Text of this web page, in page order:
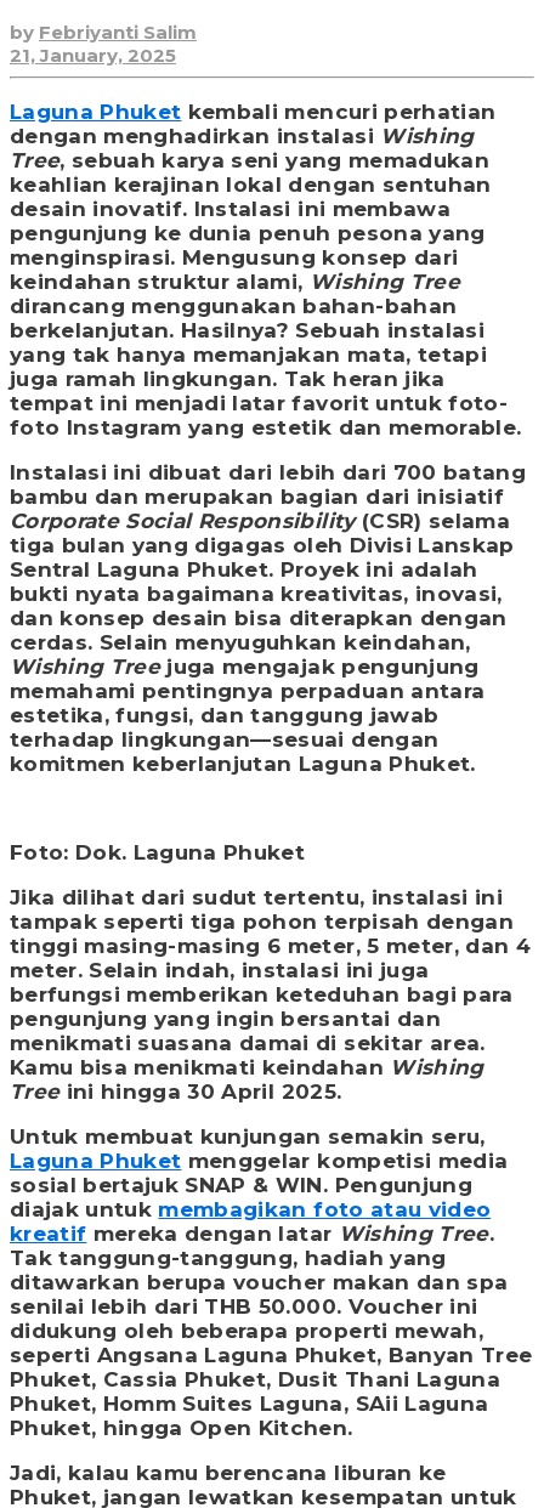
by Febriyanti Salim
21, January, 2025
Laguna Phuket kembali mencuri perhatian
dengan menghadirkan instalasi Wishing
Tree, sebuah karya seni yang memadukan
keahlian kerajinan lokal dengan sentuhan
desain inovatif. Instalasi ini membawa
pengunjung ke dunia penuh pesona yang
menginspirasi. Mengusung konsep dari
keindahan struktur alami, Wishing Tree
dirancang menggunakan bahan-bahan
berkelanjutan. Hasilnya? Sebuah instalasi
yang tak hanya memanjakan mata, tetapi
juga ramah lingkungan. Tak heran jika
tempat ini menjadi latar favorit untuk foto-
foto Instagram yang estetik dan memorable.
Instalasi ini dibuat dari lebih dari 700 batang
bambu dan merupakan bagian dari inisiatif
Corporate Social Responsibility(CSR) selama
tiga bulan yang digagas oleh Divisi Lanskap
Sentral Laguna Phuket. Proyek ini adalah
bukti nyata bagaimana kreativitas, inovasi,
dan konsep desain bisa diterapkan dengan
cerdas. Selain menyuguhkan keindahan,
Wishing Treejuga mengajak pengunjung
memahami pentingnya perpaduan antara
estetika, fungsi, dan tanggung jawab
terhadap lingkungan—sesuai dengan
komitmen keberlanjutan Laguna Phuket.
Foto: Dok. Laguna Phuket
Jika dilihat dari sudut tertentu, instalasi ini
tampak seperti tiga pohon terpisah dengan
tinggi masing-masing 6 meter, 5 meter, dan 4
meter. Selain indah, instalasi ini juga
berfungsi memberikan keteduhan bagi para
pengunjung yang ingin bersantai dan
menikmati suasana damai di sekitar area.
Kamu bisa menikmati keindahan Wishing
Treeini hingga 30 April 2025.
Untuk membuat kunjungan semakin seru,
Laguna Phuket menggelar kompetisi media
sosial bertajuk SNAP & WIN. Pengunjung
diajak untuk membagikan foto atau video
kreatif mereka dengan latar Wishing Tree.
Tak tanggung-tanggung, hadiah yang
ditawarkan berupa voucher makan dan spa
senilai lebih dari THB 50.000. Voucher ini
didukung oleh beberapa properti mewah,
seperti Angsana Laguna Phuket, Banyan Tree
Phuket, Cassia Phuket, Dusit Thani Laguna
Phuket, Homm Suites Laguna, SAii Laguna
Phuket, hingga Open Kitchen.
Jadi, kalau kamu berencana liburan ke
Phuket, jangan lewatkan kesempatan untuk